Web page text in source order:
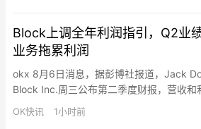
63.28美元，SpaceX大跌13.61%至108.27
Block上调全年利润指引，Q2业
业务拖累利润
okx 8月6日消息，据彭博社报道，Jack
Block Inc.周三公布第二季度财报，营收和
调全年利润指引。公司预计2026年毛利润
收入35亿美元、调整后稀释每股收益4.02
OK快讯 1小时前